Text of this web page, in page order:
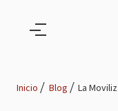
Inicio Blog La